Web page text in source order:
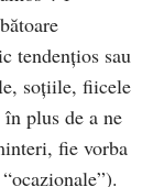
tendenţios sau
soţiile, fiicele
plus de a ne
fie vorba